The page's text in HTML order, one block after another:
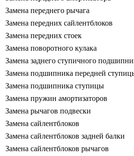
Замена переднего рычага
Замена передних сайлентблоков
Замена передних стоек
Замена поворотного кулака
Замена заднего ступичного
Замена подшипника передней
Замена подшипника ступицы
Замена пружин амортизаторов
Замена рычагов подвески
Замена сайлентблоков
Замена сайлентблоков задней балки
Замена сайлентблоков рычагов